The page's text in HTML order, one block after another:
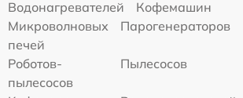
Водонагревателей
Кофемашин
Микроволновых
печей
Парогенераторов
Роботов-
пылесосов
Пылесосов